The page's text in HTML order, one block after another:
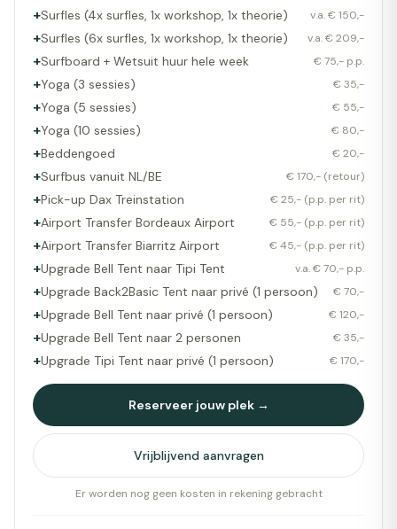
+Surfles (4x surfles, 1x workshop, 1x theorie) v.a. € 150,-
+Surfles (6x surfles, 1x workshop, 1x theorie) v.a. € 209,-
+Surfboard + Wetsuit huur hele week € 75,- p.p.
+Yoga (3 sessies) € 35,-
+Yoga (5 sessies) € 55,-
+Yoga (10 sessies) € 80,-
+Beddengoed € 20,-
+Surfbus vanuit NL/BE € 170,- (retour)
+Pick-up Dax Treinstation € 25,- (p.p. per rit)
+Airport Transfer Bordeaux Airport € 55,- (p.p. per rit)
+Airport Transfer Biarritz Airport € 45,- (p.p. per rit)
+Upgrade Bell Tent naar Tipi Tent v.a. € 70,- p.p.
+Upgrade Back2Basic Tent naar privé (1 persoon) € 70,-
+Upgrade Bell Tent naar privé (1 persoon) € 120,-
+Upgrade Bell Tent naar 2 personen € 35,-
+Upgrade Tipi Tent naar privé (1 persoon) € 170,-
Reserveer jouw plek →
Vrijblijvend aanvragen
Er worden nog geen kosten in rekening gebracht